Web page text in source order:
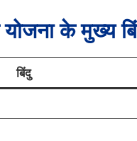
योजना के मुख्य
बिंदु